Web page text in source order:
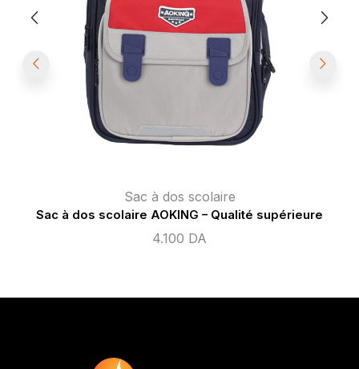
Sac à dos scolaire
Sac à dos scolaire AOKING – Qualité supérieure
4.100 DA